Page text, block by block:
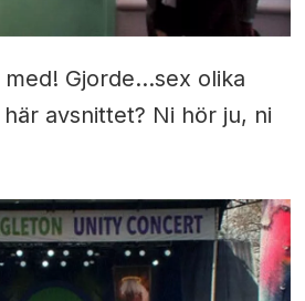
Gjorde...sex olika
avsnittet? Ni hör ju, ni